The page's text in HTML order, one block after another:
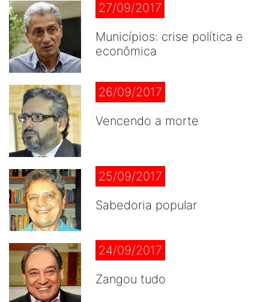
27/09/2017
Municípios: crise política e
econômica
26/09/2017
Vencendo a morte
25/09/2017
Sabedoria popular
24/09/2017
Zangou tudo